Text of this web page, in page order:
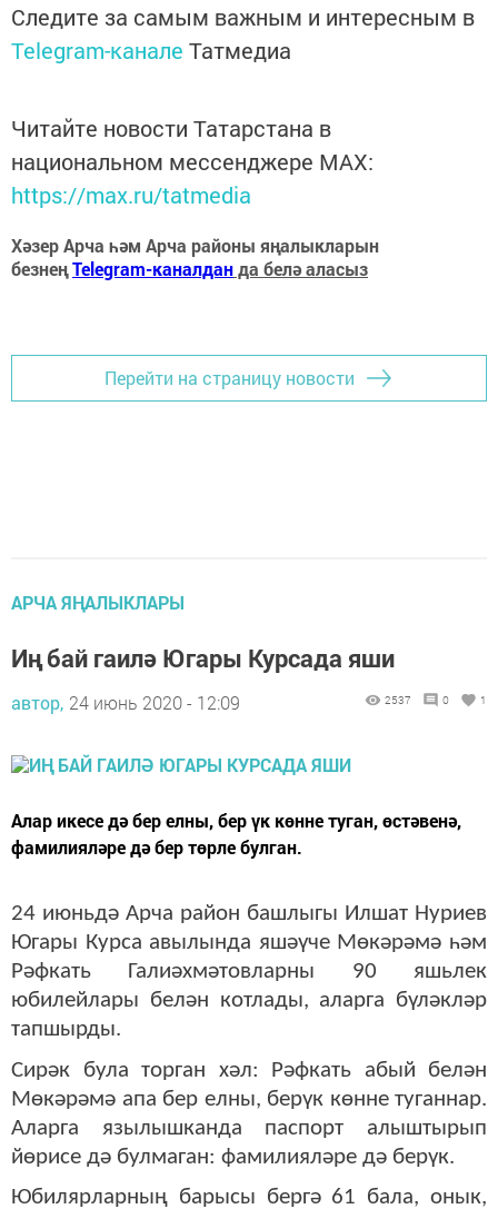
Следите за самым важным и интересным в
Telegram-канале Татмедиа
Читайте новости Татарстана в
национальном мессенджере MАХ:
https://max.ru/tatmedia
Хәзер Арча һәм Арча районы яңалыкларын
безнеңTelegram-каналданда белә аласыз
Перейти на страницу новости
АРЧА ЯҢАЛЫКЛАРЫ
Иң бай гаилә Югары Курсада яши
автор, 24 июнь 2020 - 12:09 2537 0 1
Алар икесе дә бер елны, бер үк көнне туган, өстәвенә,
фамилияләре дә бер төрле булган.
24 июньдә Арча район башлыгы Илшат Нуриев
Югары Курса авылында яшәүче Мөкәрәмә һәм
Рәфкать Галиәхмәтовларны 90 яшьлек
юбилейлары белән котлады, аларга бүләкләр
тапшырды.
Сирәк була торган хәл: Рәфкать абый белән
Мөкәрәмә апа бер елны, берүк көнне туганнар.
Аларга язылышканда паспорт алыштырып
йөрисе дә булмаган: фамилияләре дә берүк.
Юбилярларның барысы бергә 61 бала, онык,